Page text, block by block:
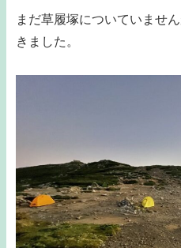
まだ草履塚についていませ
きました。